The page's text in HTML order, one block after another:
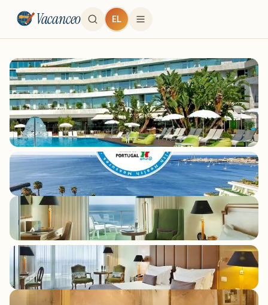
Vacanceo EL